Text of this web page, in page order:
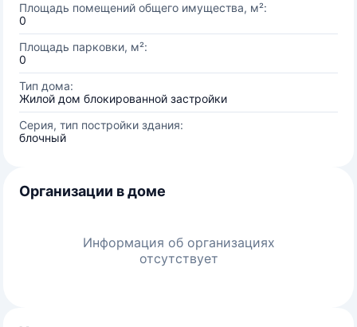
Площадь помещений общего имущества, м²:
0
Площадь парковки, м²:
0
Тип дома:
Жилой дом блокированной застройки
Серия, тип постройки здания:
блочный
Организации в доме
Информация об организациях
отсутствует